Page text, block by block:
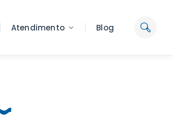
Atendimento Blog